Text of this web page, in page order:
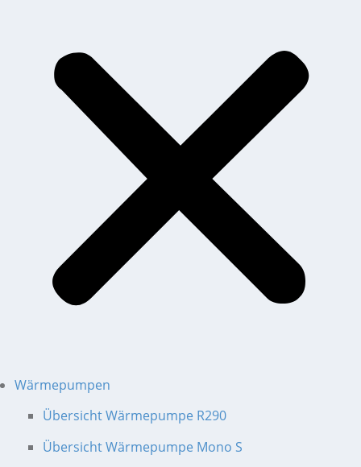
Wärmepumpen
Übersicht Wärmepumpe R290
Übersicht Wärmepumpe Mono S